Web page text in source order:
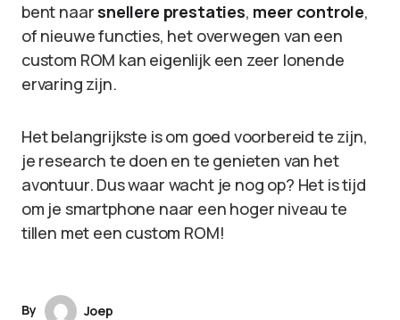
bent naar snellere prestaties, meer controle,
of nieuwe functies, het overwegen van een
custom ROM kan eigenlijk een zeer lonende
ervaring zijn.
Het belangrijkste is om goed voorbereid te zijn,
je research te doen en te genieten van het
avontuur. Dus waar wacht je nog op? Het is tijd
om je smartphone naar een hoger niveau te
tillen met een custom ROM!
By
Joep